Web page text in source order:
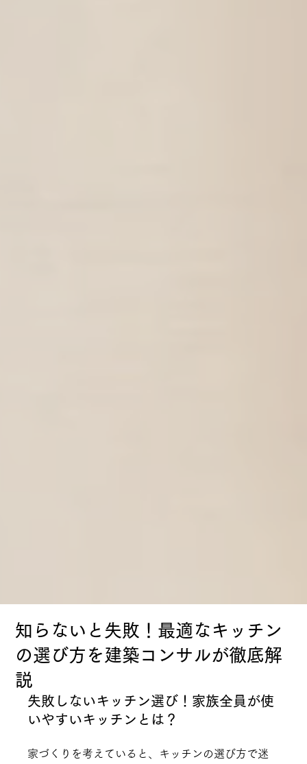
知らないと失敗！最適なキッチン
の選び方を建築コンサルが徹底解
説
失敗しないキッチン選び！家族全員が使
いやすいキッチンとは？
家づくりを考えていると、キッチンの選び方で迷